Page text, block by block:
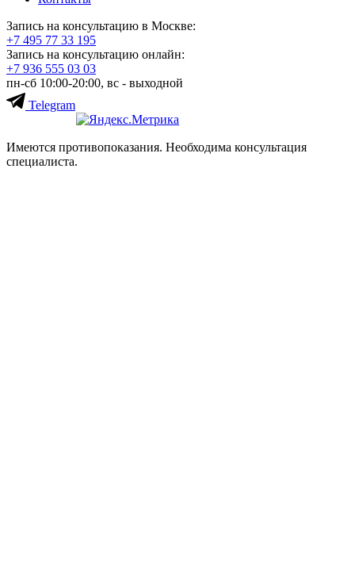
Запись на консультацию в Москве:
+7 495 77 33 195
Запись на консультацию онлайн:
+7 936 555 03 03
пн-сб 10:00-20:00, вс - выходной
Telegram
Имеются противопоказания. Необходима консультация
специалиста.